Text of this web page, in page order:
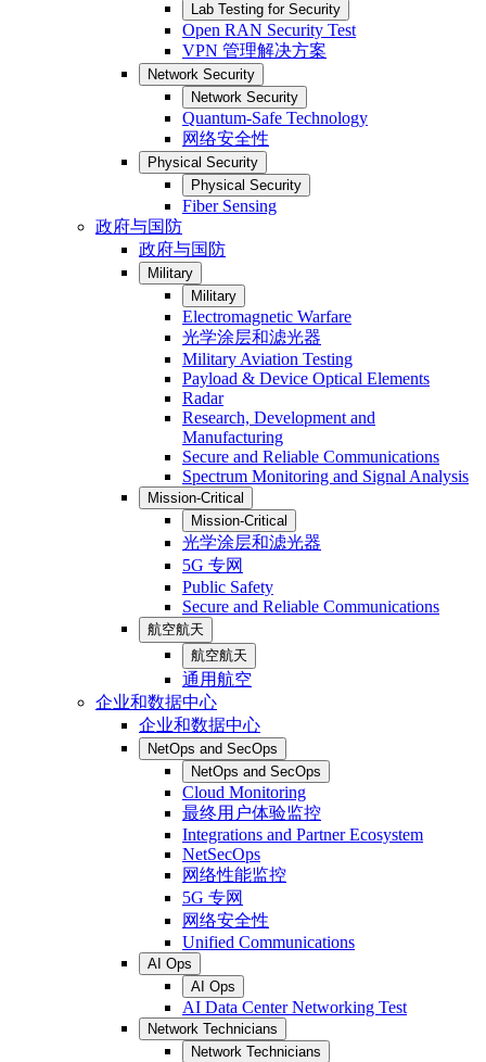
Lab Testing for Security
Open RAN Security Test
VPN 管理解决方案
Network Security
Network Security
Quantum-Safe Technology
网络安全性
Physical Security
Physical Security
Fiber Sensing
政府与国防
政府与国防
Military
Military
Electromagnetic Warfare
光学涂层和滤光器
Military Aviation Testing
Payload & Device Optical Elements
Radar
Research, Development and
Manufacturing
Secure and Reliable Communications
Spectrum Monitoring and Signal Analysis
Mission-Critical
Mission-Critical
光学涂层和滤光器
5G 专网
Public Safety
Secure and Reliable Communications
航空航天
航空航天
通用航空
企业和数据中心
企业和数据中心
NetOps and SecOps
NetOps and SecOps
Cloud Monitoring
最终用户体验监控
Integrations and Partner Ecosystem
NetSecOps
网络性能监控
5G 专网
网络安全性
Unified Communications
AI Ops
AI Ops
AI Data Center Networking Test
Network Technicians
Network Technicians